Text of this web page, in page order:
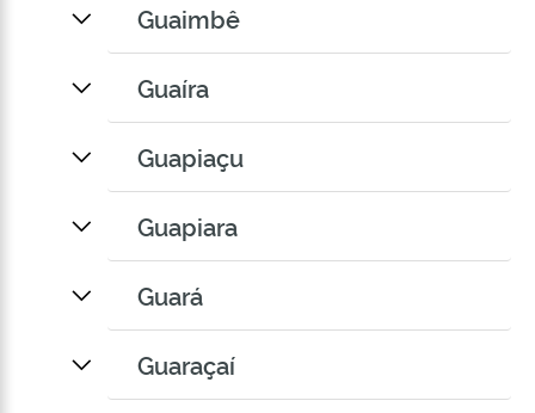
Guaimbê
Guaíra
Guapiaçu
Guapiara
Guará
Guaraçaí